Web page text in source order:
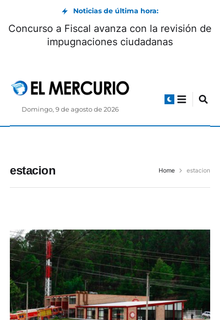
Noticias de última hora:
Concurso a Fiscal avanza con la revisión de
impugnaciones ciudadanas
Domingo, 9 de agosto de 2026
estacion Home estacion